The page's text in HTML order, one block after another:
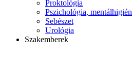
Proktológia
Pszichológia,
Sebészet
Urológia
Szakemberek